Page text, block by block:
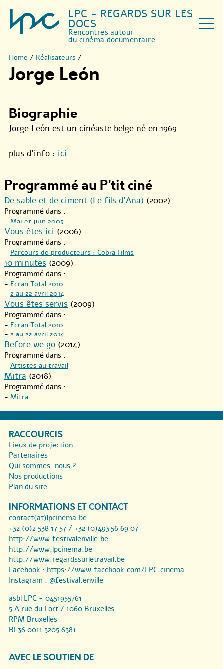
LPC - REGARDS SUR LES
DOCS
Rencontres autour
du cinéma documentaire
Home / Réalisateurs /
Jorge León
Biographie
Jorge León est un cinéaste belge né en 1969.
plus d’info : ici
Programmé au P'tit ciné
De sable et de ciment (Le fils d’Ana) (2002)
Programmé dans :
- Mai et juin 2003
Vous êtes ici (2006)
Programmé dans :
- Parcours de producteurs : Cobra Films
10 minutes (2009)
Programmé dans :
- Ecran Total 2010
- 2 au 22 avril 2014
Vous êtes servis (2009)
Programmé dans :
- Ecran Total 2010
- 2 au 22 avril 2014
Before we go (2014)
Programmé dans :
- Artistes au travail
Mitra (2018)
Programmé dans :
- Mitra
RACCOURCIS
Lieux de projection
Partenaires
Qui sommes-nous ?
Nos productions
Plan du site
INFORMATIONS ET CONTACT
contact(at)lpcinema.be
+32 (0)2 538 17 57 / +32 (0)493 56 69 07
http://www.festivalenville.be
http://www.lpcinema.be
http://www.regardssurletravail.be
Facebook : https://www.facebook.com/LPC.cinema...
Instagram : @festival.enville
asbl LPC - 0451955761
5 A rue du Fort / 1060 Bruxelles
RPM Bruxelles
BE36 0011 3205 6381
AVEC LE SOUTIEN DE